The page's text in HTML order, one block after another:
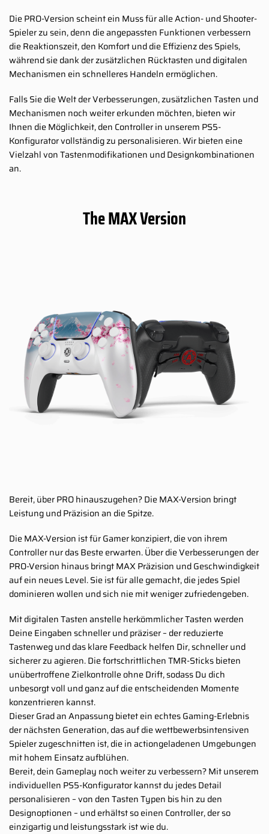
Die PRO-Version scheint ein Muss für alle Action- und Shooter-
Spieler zu sein, denn die angepassten Funktionen verbessern
die Reaktionszeit, den Komfort und die Effizienz des Spiels,
während sie dank der zusätzlichen Rücktasten und digitalen
Mechanismen ein schnelleres Handeln ermöglichen.
Falls Sie die Welt der Verbesserungen, zusätzlichen Tasten und
Mechanismen noch weiter erkunden möchten, bieten wir
Ihnen die Möglichkeit, den Controller in unserem PS5-
Konfigurator vollständig zu personalisieren. Wir bieten eine
Vielzahl von Tastenmodifikationen und Designkombinationen
an.
The MAX Version
Bereit, über PRO hinauszugehen? Die MAX-Version bringt
Leistung und Präzision an die Spitze.
Die MAX-Version ist für Gamer konzipiert, die von ihrem
Controller nur das Beste erwarten. Über die Verbesserungen der
PRO-Version hinaus bringt MAX Präzision und Geschwindigkeit
auf ein neues Level. Sie ist für alle gemacht, die jedes Spiel
dominieren wollen und sich nie mit weniger zufriedengeben.
Mit digitalen Tasten anstelle herkömmlicher Tasten werden
Deine Eingaben schneller und präziser – der reduzierte
Tastenweg und das klare Feedback helfen Dir, schneller und
sicherer zu agieren. Die fortschrittlichen TMR-Sticks bieten
unübertroffene Zielkontrolle ohne Drift, sodass Du dich
unbesorgt voll und ganz auf die entscheidenden Momente
konzentrieren kannst.
Dieser Grad an Anpassung bietet ein echtes Gaming-Erlebnis
der nächsten Generation, das auf die wettbewerbsintensiven
Spieler zugeschnitten ist, die in actiongeladenen Umgebungen
mit hohem Einsatz aufblühen.
Bereit, dein Gameplay noch weiter zu verbessern? Mit unserem
individuellen PS5-Konfigurator kannst du jedes Detail
personalisieren – von den Tasten Typen bis hin zu den
Designoptionen – und erhältst so einen Controller, der so
einzigartig und leistungsstark ist wie du.